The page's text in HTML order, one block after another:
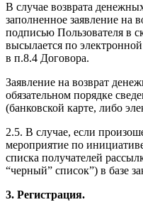
В случае возврата
заполненное заявление на
подписью Пользователя в
высылается по
в п.8.4 Договора.
Заявление на возврат
обязательном порядке
(банковской карте, либо
2.5. В случае, если
мероприятие по
списка получателей
“черный” список”) в базе
3. Регистрация.